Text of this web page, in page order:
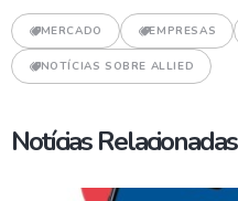
MERCADO EMPRESAS
NOTÍCIAS SOBRE ALLIED
Notícias Relacionadas